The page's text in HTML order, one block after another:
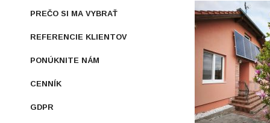
PREČO SI MA VYBRAŤ
REFERENCIE KLIENTOV
PONÚKNITE NÁM
CENNÍK
GDPR